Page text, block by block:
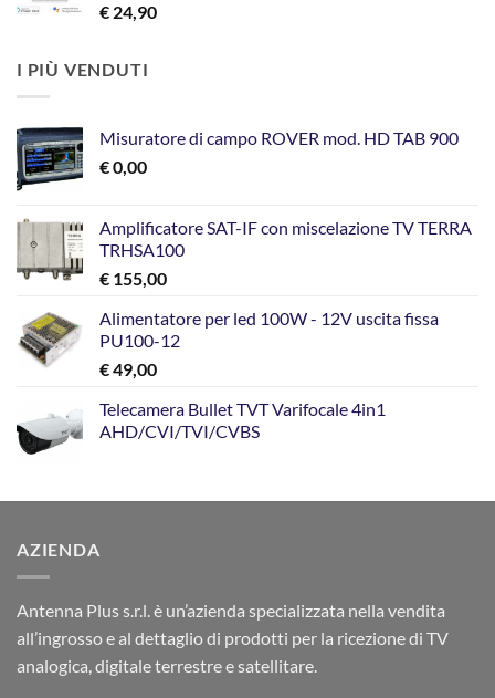
€ 24,90
I PIÙ VENDUTI
Misuratore di campo ROVER mod. HD TAB 900
€0,00
Amplificatore SAT-IF con miscelazione TV TERRA
TRHSA100
€ 155,00
Alimentatore per led 100W - 12V uscita fissa
PU100-12
€49,00
Telecamera Bullet TVT Varifocale 4in1
AHD/CVI/TVI/CVBS
AZIENDA
Antenna Plus s.r.l. è un’azienda specializzata nella vendita
all’ingrosso e al dettaglio di prodotti per la ricezione di TV
analogica, digitale terrestre e satellitare.